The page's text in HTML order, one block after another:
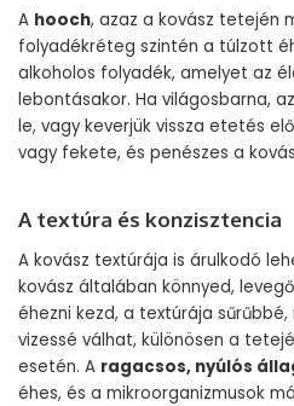
A hooch, azaz a kovász tetején
folyadékréteg szintén a túlzott
alkoholos folyadék, amelyet az
lebontásakor. Ha világosbarna,
le, vagy keverjük vissza etetés
vagy fekete, és penészes a
A textúra és konzisztencia
A kovász textúrája is árulkodó
kovász általában könnyed,
éhezni kezd, a textúrája
vizessé válhat, különösen a
esetén. A ragacsos, nyúlós
éhes, és a mikroorganizmusok